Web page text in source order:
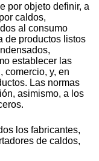
por objeto definir, a
caldos,
al consumo
de productos listos
establecer las
comercio, y, en
Las normas
asimismo, a los
los fabricantes,
de caldos,